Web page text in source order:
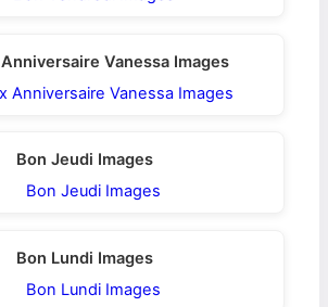
Vanessa Images
Bon Jeudi Images
Bon Lundi Images